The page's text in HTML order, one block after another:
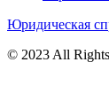
Юридическая
© 2023 All